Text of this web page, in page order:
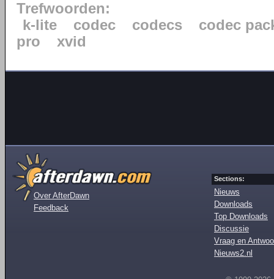
Trefwoorden:
k-lite
codec codecs
codec
pro
xvid
Over AfterDawn
Feedback
Sections:
Nieuws
Downloads
Top Downloads
Discussie
Vraag en
Nieuws2.nl